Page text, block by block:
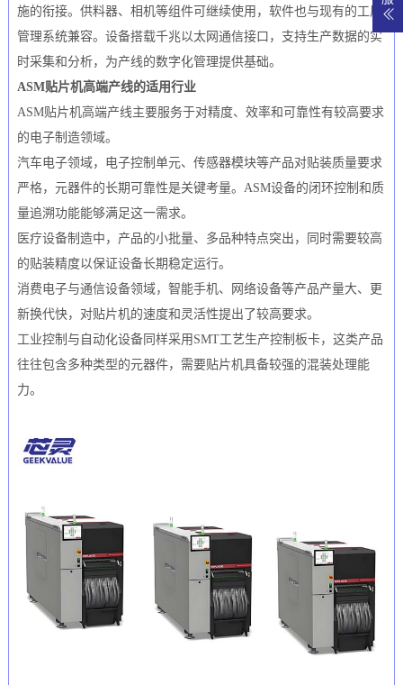
施的衔接。供料器、相机等组件可继续使用，软件也与现有的工厂
管理系统兼容。设备搭载千兆以太网通信接口，支持生产数据的实
时采集和分析，为产线的数字化管理提供基础。
ASM贴片机高端产线的适用行业
ASM贴片机高端产线主要服务于对精度、效率和可靠性有较高要求
的电子制造领域。
汽车电子领域，电子控制单元、传感器模块等产品对贴装质量要求
严格，元器件的长期可靠性是关键考量。ASM设备的闭环控制和质
量追溯功能能够满足这一需求。
医疗设备制造中，产品的小批量、多品种特点突出，同时需要较高
的贴装精度以保证设备长期稳定运行。
消费电子与通信设备领域，智能手机、网络设备等产品产量大、更
新换代快，对贴片机的速度和灵活性提出了较高要求。
工业控制与自动化设备同样采用SMT工艺生产控制板卡，这类产品
往往包含多种类型的元器件，需要贴片机具备较强的混装处理能
力。